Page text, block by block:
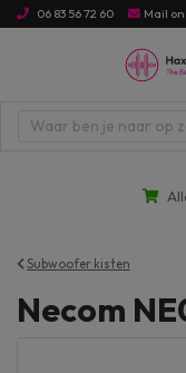
06 83 56 72 60 Mail
Subwoofer kisten
Necom